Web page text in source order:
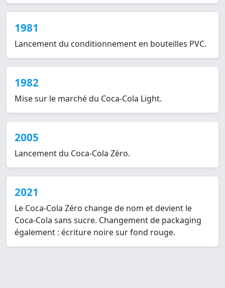
1981
Lancement du conditionnement en bouteilles PVC.
1982
Mise sur le marché du Coca-Cola Light.
2005
Lancement du Coca-Cola Zéro.
2021
Le Coca-Cola Zéro change de nom et devient le
Coca-Cola sans sucre. Changement de packaging
également : écriture noire sur fond rouge.